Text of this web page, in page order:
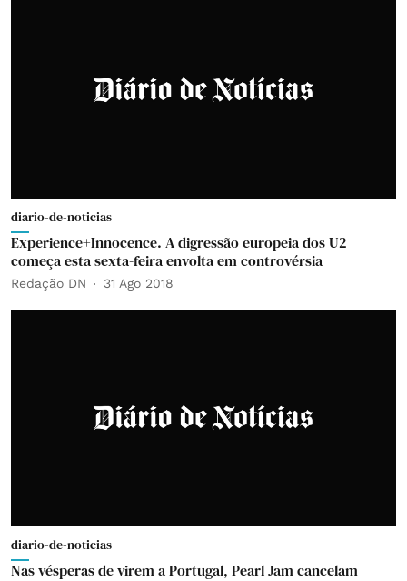
diario-de-noticias
Experience+Innocence. A digressão europeia dos U2
começa esta sexta-feira envolta em controvérsia
Redação DN 31 Ago 2018
diario-de-noticias
Nas vésperas de virem a Portugal, Pearl Jam cancelam